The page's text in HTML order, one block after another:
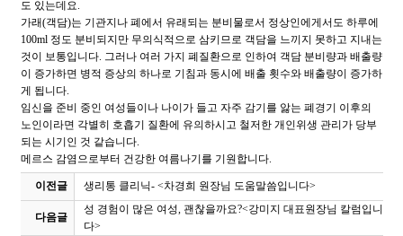
도 있는데요.
가래(객담)는 기관지나 폐에서 유래되는 분비물로서 정상인에게서도 하루에
100ml 정도 분비되지만 무의식적으로 삼키므로 객담을 느끼지 못하고 지내는
것이 보통입니다. 그러나 여러 가지 폐질환으로 인하여 객담 분비량과 배출량
이 증가하면 병적 증상의 하나로 기침과 동시에 배출 횟수와 배출량이 증가하
게 됩니다.
임신을 준비 중인 여성들이나 나이가 들고 자주 감기를 앓는 폐경기 이후의
노인이라면 각별히 호흡기 질환에 유의하시고 철저한 개인위생 관리가 당부
되는 시기인 것 같습니다.
메르스 감염으로부터 건강한 여름나기를 기원합니다.
이전글 생리통 클리닉- <차경희 원장님 도움말씀입니다>
다음글
성 경험이 많은 여성, 괜찮을까요?<강미지 대표원장님 칼럼입니
다>